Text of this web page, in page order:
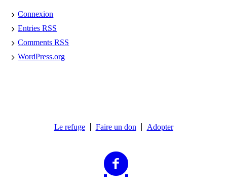
Connexion
EntriesRSS
CommentsRSS
WordPress.org
Le refuge Faire un don Adopter